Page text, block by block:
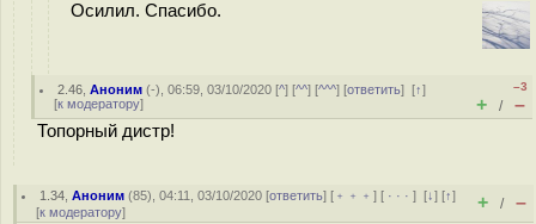
Осилил. Спасибо.
2.46 ,Аноним (-), 06:59, 03/10/2020 [^] [^^] [^^^] [ответить][↑]
[к модератору]
–3
+ / –
Топорный дистр!
1.34 ,Аноним (85), 04:11, 03/10/2020 [ответить] [ ﹢﹢﹢] [ · · ·][↓] [↑]
[к модератору] + / –